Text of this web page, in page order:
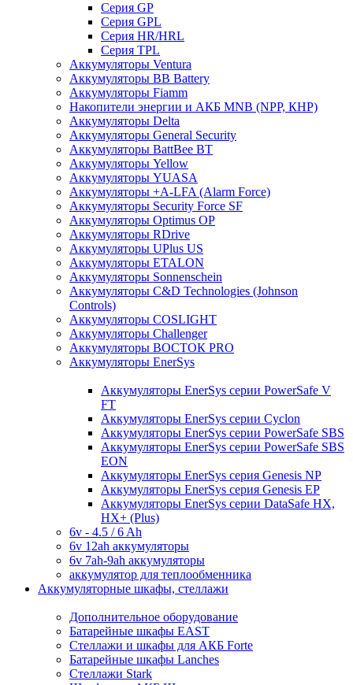
Cерия GP
Серия GPL
Серия HR/HRL
Серия TPL
Аккумуляторы Ventura
Аккумуляторы BB Battery
Аккумуляторы Fiamm
Накопители энергии и АКБ MNB (NPP, КНР)
Аккумуляторы Delta
Аккумуляторы General Security
Аккумуляторы BattBee BT
Аккумуляторы Yellow
Аккумуляторы YUASA
Аккумуляторы +A-LFA (Alarm Force)
Аккумуляторы Security Force SF
Аккумуляторы Optimus OP
Аккумуляторы RDrive
Аккумуляторы UPlus US
Аккумуляторы ETALON
Аккумуляторы Sonnenschein
Аккумуляторы С&D Technologies (Johnson
Controls)
Аккумуляторы COSLIGHT
Аккумуляторы Challenger
Аккумуляторы ВОСТОК PRO
Аккумуляторы EnerSys
Аккумуляторы EnerSys серии PowerSafe V
FT
Аккумуляторы EnerSys серии Cyclon
Аккумуляторы EnerSys серии PowerSafe SBS
Аккумуляторы EnerSys серии PowerSafe SBS
EON
Аккумуляторы EnerSys серия Genesis NP
Аккумуляторы EnerSys серия Genesis EP
Аккумуляторы EnerSys серии DataSafe HX,
HX+ (Plus)
6v - 4.5 / 6 Ah
6v 12ah аккумуляторы
6v 7ah-9ah аккумуляторы
аккумулятор для теплообменника
Аккумуляторные шкафы, стеллажи
Дополнительное оборудование
Батарейные шкафы EAST
Стеллажи и шкафы для АКБ Forte
Батарейные шкафы Lanches
Стеллажи Stark